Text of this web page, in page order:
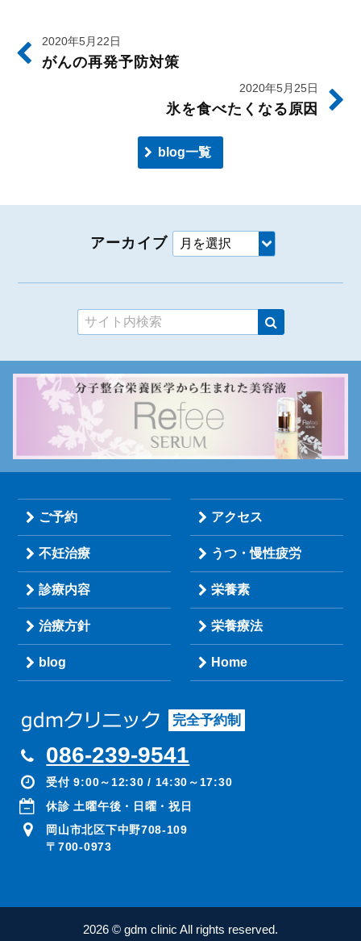
2020年5月22日
がんの再発予防対策
2020年5月25日
氷を食べたくなる原因
blog一覧
アーカイブ
ご予約 アクセス
不妊治療 うつ・慢性疲労
診療内容 栄養素
治療方針 栄養療法
blog Home
完全予約制
086-239-9541
受付 9:00～12:30 / 14:30～17:30
休診 土曜午後・日曜・祝日
岡山市北区下中野708-109
〒700-0973
2026 © gdm clinic All rights reserved.